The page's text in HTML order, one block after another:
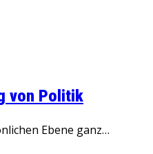
von Politik
Ebene ganz…